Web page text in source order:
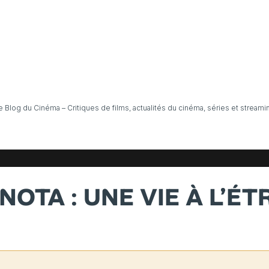
Blog du Cinéma – Critiques de films, actualités du cinéma, séries et
: UNE VIE À